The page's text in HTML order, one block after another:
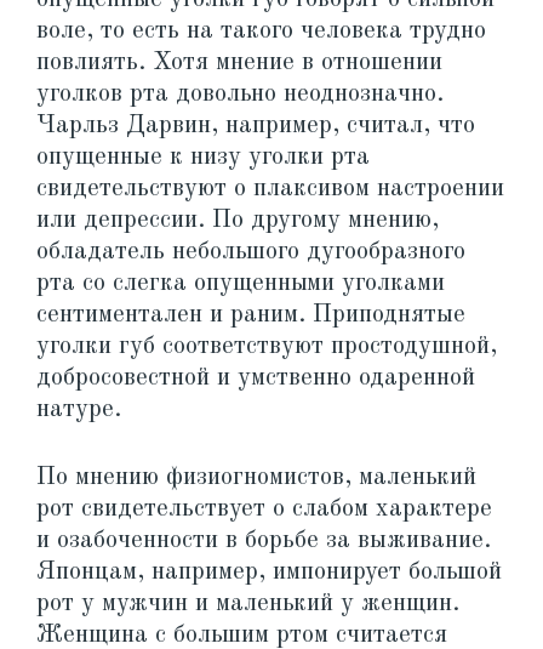
воле, то есть на такого человека трудно
повлиять. Хотя мнение в отношении
уголков рта довольно неоднозначно.
Чарльз Дарвин, например, считал, что
опущенные к низу уголки рта
свидетельствуют о плаксивом настроении
или депрессии. По другому мнению,
обладатель небольшого дугообразного
рта со слегка опущенными уголками
сентиментален и раним. Приподнятые
уголки губ соответствуют простодушной,
добросовестной и умственно одаренной
натуре.
По мнению физиогномистов, маленький
рот свидетельствует о слабом характере
и озабоченности в борьбе за выживание.
Японцам, например, импонирует большой
рот у мужчин и маленький у женщин.
Женщина с большим ртом считается